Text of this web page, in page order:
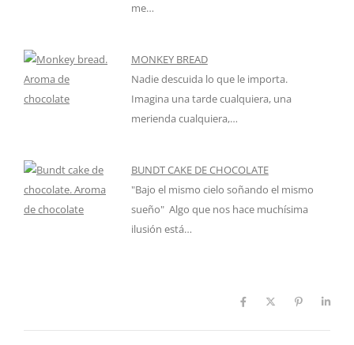
me…
MONKEY BREAD
Nadie descuida lo que le importa.
Imagina una tarde cualquiera, una
merienda cualquiera,…
BUNDT CAKE DE CHOCOLATE
"Bajo el mismo cielo soñando el mismo
sueño" Algo que nos hace muchísima
ilusión está…